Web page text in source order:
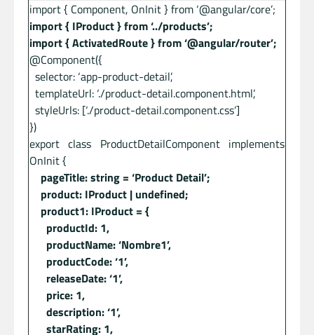
import { Component, OnInit } from ‘@angular/core’;
import { IProduct } from ‘../products’;
import { ActivatedRoute } from ‘@angular/router’;
@Component({
selector: ‘app-product-detail’,
templateUrl: ‘./product-detail.component.html’,
styleUrls: [‘./product-detail.component.css’]
})
export class ProductDetailComponent implements
OnInit {
pageTitle: string = ‘Product Detail’;
product: IProduct | undefined;
product1: IProduct = {
productId: 1,
productName: ‘Nombre1’,
productCode: ‘1’,
releaseDate: ‘1’,
price: 1,
description: ‘1’,
starRating: 1,